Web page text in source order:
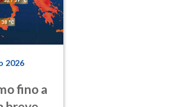
2026
fino a